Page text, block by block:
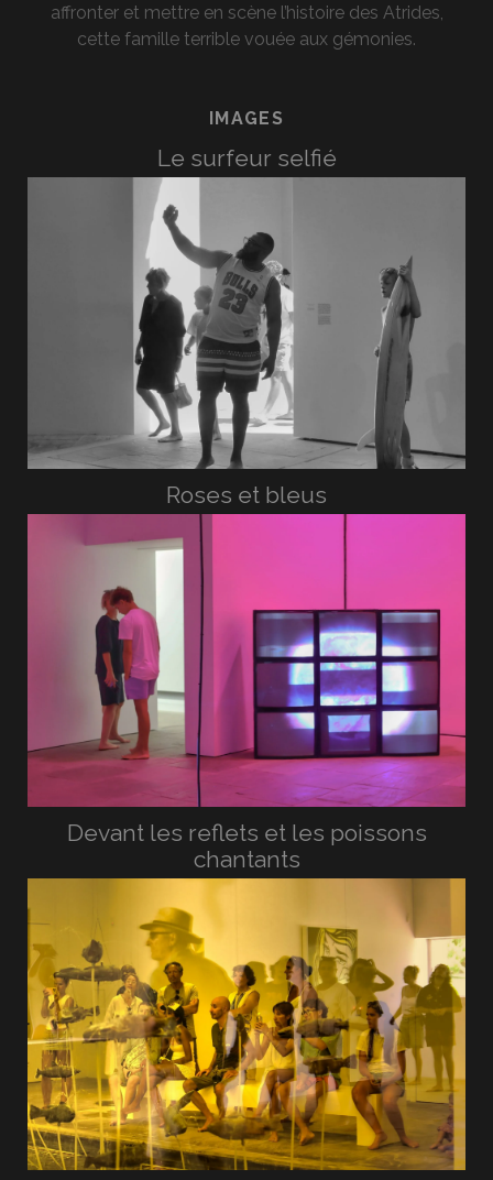
affronter et mettre en scène l’histoire des Atrides,
cette famille terrible vouée aux gémonies.
IMAGES
Le surfeur selfié
Roses et bleus
Devant les reflets et les poissons
chantants